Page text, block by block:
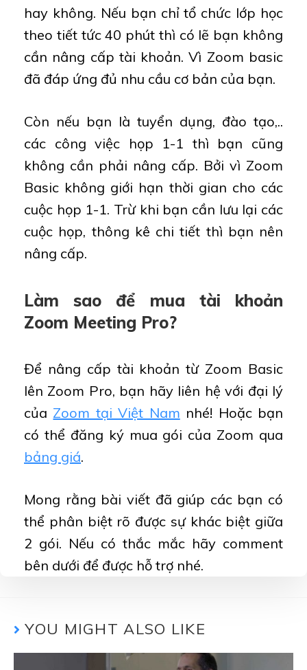
hay không. Nếu bạn chỉ tổ chức lớp học
theo tiết tức 40 phút thì có lẽ bạn không
cần nâng cấp tài khoản. Vì Zoom basic
đã đáp ứng đủ nhu cầu cơ bản của bạn.
Còn nếu bạn là tuyển dụng, đào tạo,..
các công việc họp 1-1 thì bạn cũng
không cần phải nâng cấp. Bởi vì Zoom
Basic không giới hạn thời gian cho các
cuộc họp 1-1. Trừ khi bạn cần lưu lại các
cuộc họp, thông kê chi tiết thì bạn nên
nâng cấp.
Làm sao để mua tài khoản
Zoom Meeting Pro?
Để nâng cấp tài khoản từ Zoom Basic
lên Zoom Pro, bạn hãy liên hệ với đại lý
của Zoom tại Việt Nam nhé! Hoặc bạn
có thể đăng ký mua gói của Zoom qua
bảng giá.
Mong rằng bài viết đã giúp các bạn có
thể phân biệt rõ được sự khác biệt giữa
2 gói. Nếu có thắc mắc hãy comment
bên dưới để được hỗ trợ nhé.
YOU MIGHT ALSO LIKE